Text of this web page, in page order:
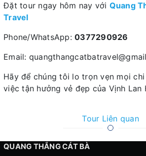
Đặt tour ngay hôm nay với Quang
Travel
Phone/WhatsApp: 0377290926
Email:
Hãy để chúng tôi lo trọn vẹn mọi
việc tận hưởng vẻ đẹp của Vịnh Lan
Tour Liên quan
QUANG THẮNG CÁT BÀ